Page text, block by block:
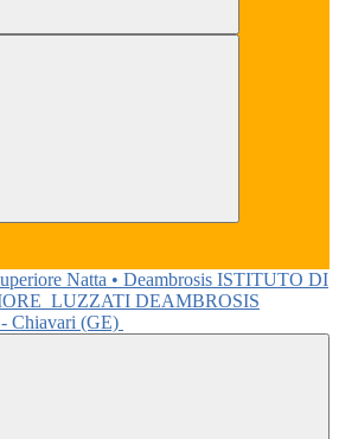
ISTITUTO DI
LUZZATI DEAMBROSIS
Chiavari (GE)